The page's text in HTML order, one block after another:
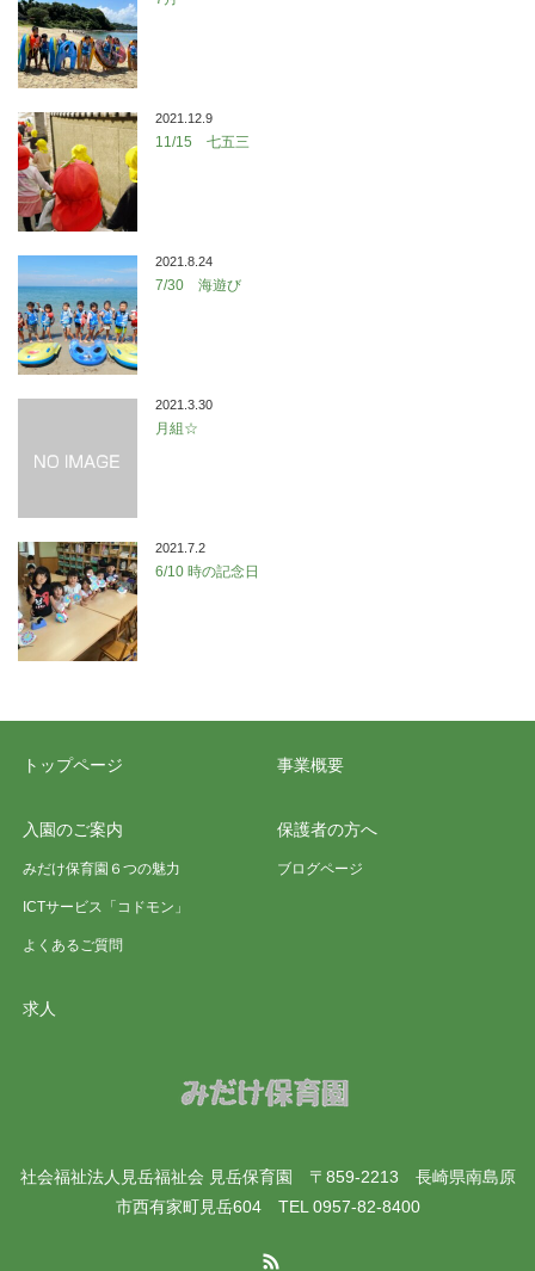
2021.12.9
11/15 七五三
2021.8.24
7/30 海遊び
2021.3.30
月組☆
2021.7.2
6/10 時の記念日
トップページ 事業概要
入園のご案内
みだけ保育園６つの魅力
ICTサービス「コドモン」
よくあるご質問
保護者の方へ
ブログページ
求人
社会福祉法人見岳福祉会 見岳保育園 〒859-2213 長崎県南島原
市西有家町見岳604 TEL 0957-82-8400